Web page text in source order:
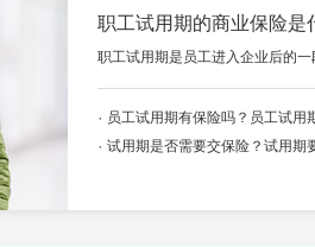
职工试用期的商业保险是
职工试用期是员工进入企业后的
员工试用期有保险吗？员工试用
试用期是否需要交保险？试用期